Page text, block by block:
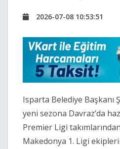
2026-07-08 10:53:51
Isparta Belediye Başkanı
yeni sezona Davraz’da
Premier Ligi
Makedonya 1. Ligi